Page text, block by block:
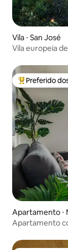
Vila ⋅ San José
Vila europeia
Entre os
Preferido
Apartamento ⋅
Apartamento